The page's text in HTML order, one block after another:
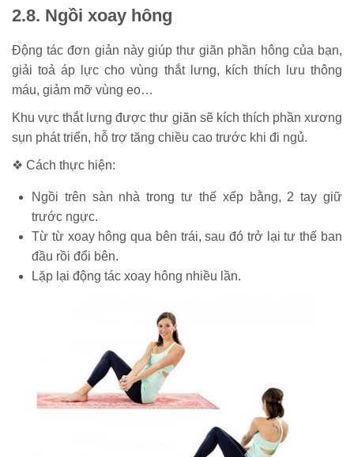
2.8. Ngồi xoay hông
Động tác đơn giản này giúp thư giãn phần hông của bạn,
giải toả áp lực cho vùng thắt lưng, kích thích lưu thông
máu, giảm mỡ vùng eo…
Khu vực thắt lưng được thư giãn sẽ kích thích phần xương
sụn phát triển, hỗ trợ tăng chiều cao trước khi đi ngủ.
❖ Cách thực hiện:
Ngồi trên sàn nhà trong tư thế xếp bằng, 2 tay giữ
trước ngực.
Từ từ xoay hông qua bên trái, sau đó trở lại tư thế ban
đầu rồi đổi bên.
Lặp lại động tác xoay hông nhiều lần.